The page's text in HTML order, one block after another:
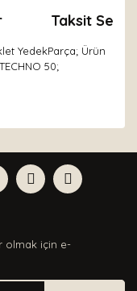
Taksit
YedekParça; Ürün
50;
olmak için e-